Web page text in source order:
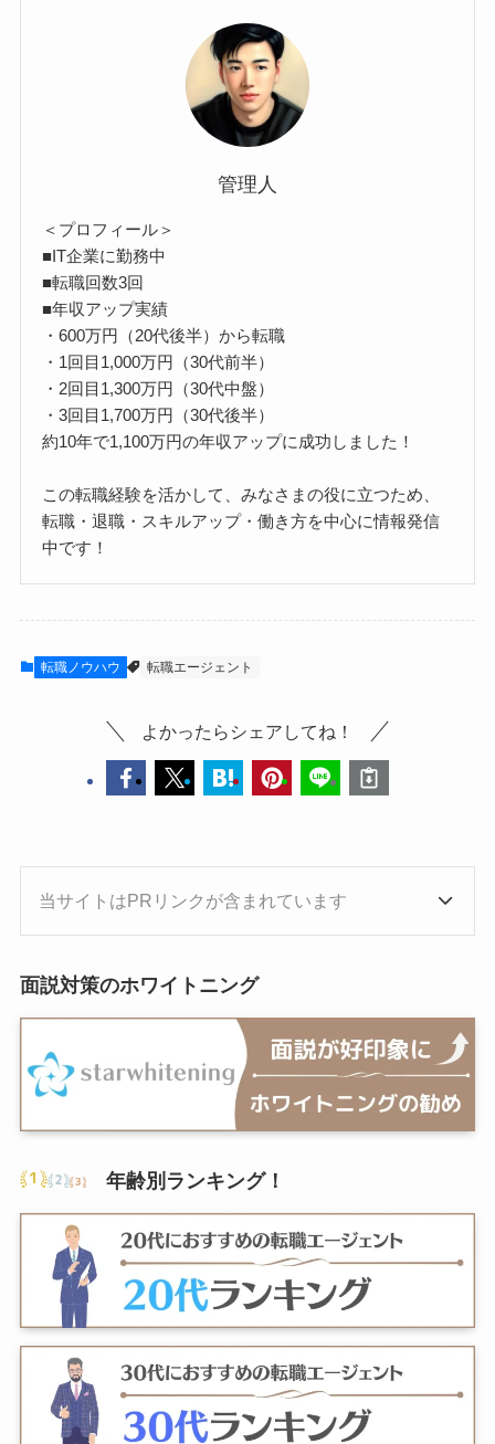
管理人
＜プロフィール＞
■IT企業に勤務中
■転職回数3回
■年収アップ実績
・600万円（20代後半）から転職
・1回目1,000万円（30代前半）
・2回目1,300万円（30代中盤）
・3回目1,700万円（30代後半）
約10年で1,100万円の年収アップに成功しました！
この転職経験を活かして、みなさまの役に立つため、
転職・退職・スキルアップ・働き方を中心に情報発信
中です！
転職ノウハウ 転職エージェント
よかったらシェアしてね！
当サイトはPRリンクが含まれています
面説対策のホワイトニング
年齢別ランキング！